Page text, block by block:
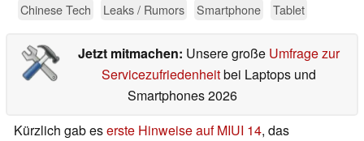
Chinese Tech
Leaks / Rumors Smartphone Tablet
Jetzt mitmachen: Unsere große Umfrage zur
Servicezufriedenheitbei Laptops und
Smartphones 2026
Kürzlich gab eserste Hinweise auf MIUI 14, das